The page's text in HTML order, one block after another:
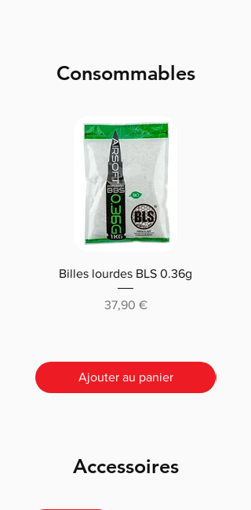
Consommables
Billes lourdes BLS 0.36g
Prix
37,90 €
Ajouter au panier
Accessoires